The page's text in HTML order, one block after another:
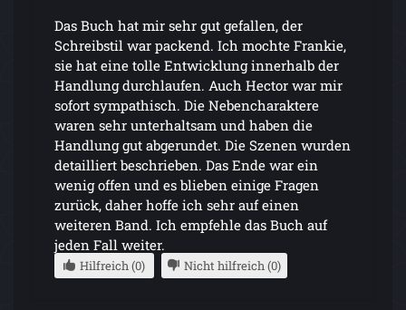
Das Buch hat mir sehr gut gefallen, der
Schreibstil war packend. Ich mochte Frankie,
sie hat eine tolle Entwicklung innerhalb der
Handlung durchlaufen. Auch Hector war mir
sofort sympathisch. Die Nebencharaktere
waren sehr unterhaltsam und haben die
Handlung gut abgerundet. Die Szenen wurden
detailliert beschrieben. Das Ende war ein
wenig offen und es blieben einige Fragen
zurück, daher hoffe ich sehr auf einen
weiteren Band. Ich empfehle das Buch auf
jeden Fall weiter.
Hilfreich (0) Nicht hilfreich (0)